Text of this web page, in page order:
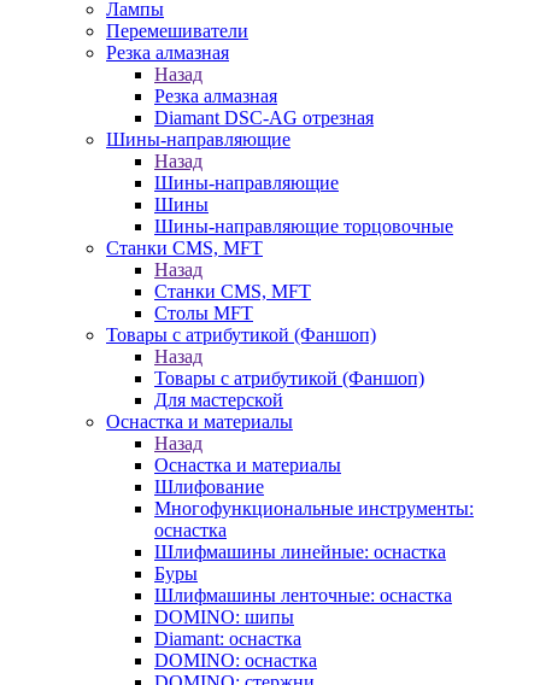
Лампы
Перемешиватели
Резка алмазная
Назад
Резка алмазная
Diamant DSC-AG отрезная
Шины-направляющие
Назад
Шины-направляющие
Шины
Шины-направляющие торцовочные
Станки CMS, MFT
Назад
Станки CMS, MFT
Столы MFT
Товары с атрибутикой (Фаншоп)
Назад
Товары с атрибутикой (Фаншоп)
Для мастерской
Оснастка и материалы
Назад
Оснастка и материалы
Шлифование
Многофункциональные инструменты:
оснастка
Шлифмашины линейные: оснастка
Буры
Шлифмашины ленточные: оснастка
DOMINO: шипы
Diamant: оснастка
DOMINO: оснастка